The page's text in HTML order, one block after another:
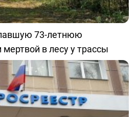
73-летнюю
в лесу у трассы